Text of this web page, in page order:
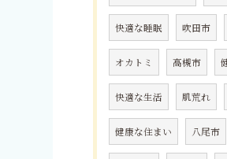
快適な睡眠 吹田市
オカトミ 高槻市
快適な生活 肌荒れ
健康な住まい 八尾市